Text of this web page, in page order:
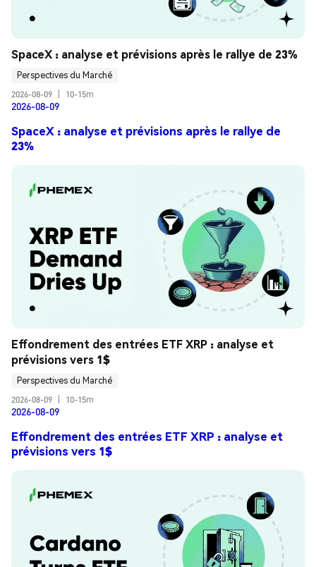
SpaceX : analyse et prévisions après le rallye de 23%
Perspectives du Marché
2026-08-09
10-15m
2026-08-09
SpaceX : analyse et prévisions après le rallye de
23%
Effondrement des entrées ETF XRP : analyse et
prévisions vers 1$
Perspectives du Marché
2026-08-09
10-15m
2026-08-09
Effondrement des entrées ETF XRP : analyse et
prévisions vers 1$